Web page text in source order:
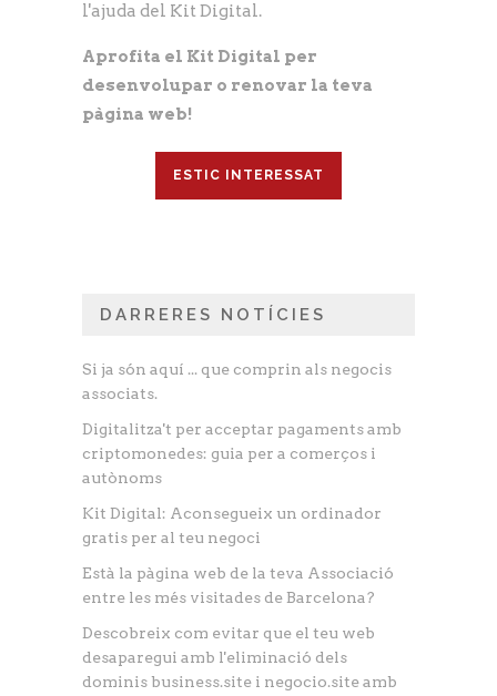
l'ajuda del Kit Digital.
Aprofita el Kit Digital per
desenvolupar o renovar la teva
pàgina web!
ESTIC INTERESSAT
DARRERES NOTÍCIES
Si ja són aquí ... que comprin als negocis
associats.
Digitalitza't per acceptar pagaments amb
criptomonedes: guia per a comerços i
autònoms
Kit Digital: Aconsegueix un ordinador
gratis per al teu negoci
Està la pàgina web de la teva Associació
entre les més visitades de Barcelona?
Descobreix com evitar que el teu web
desaparegui amb l'eliminació dels
dominis business.site i negocio.site amb